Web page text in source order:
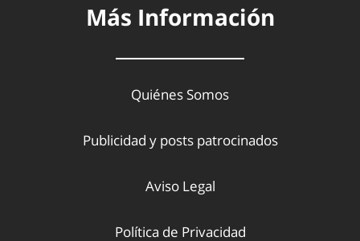
Más Información
Quiénes Somos
Publicidad y posts patrocinados
Aviso Legal
Política de Privacidad